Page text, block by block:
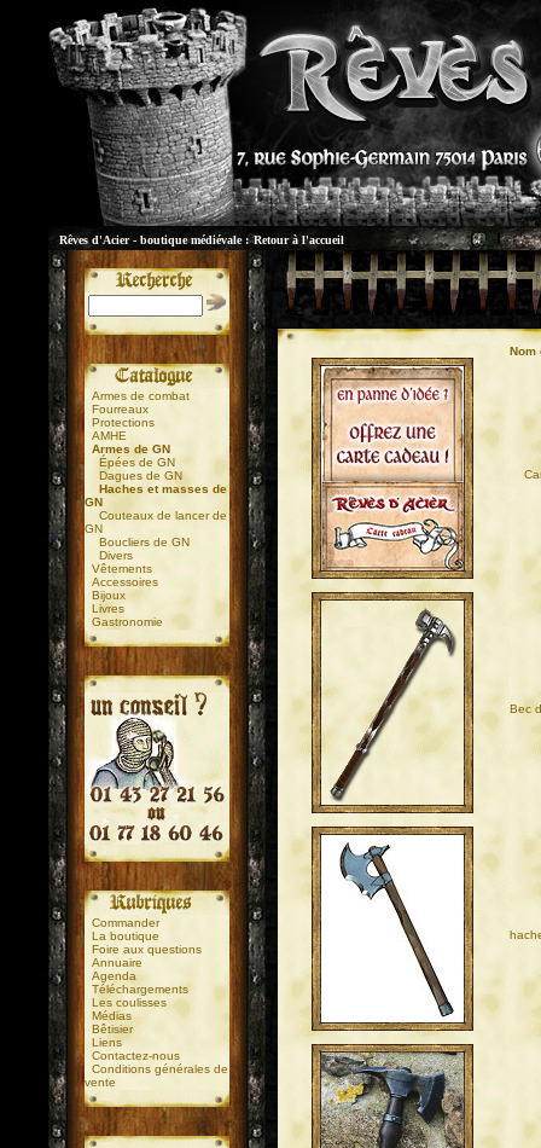
Rêves d'Acier - boutique médiévale : Retour à l'accueil
.
Armes de combat
Fourreaux
Protections
AMHE
Armes de GN
Épées de GN
Dagues de GN
Haches et masses de
GN
Couteaux de lancer de
GN
Boucliers de GN
Divers
Vêtements
Accessoires
Bijoux
Livres
Gastronomie
Commander
La boutique
Foire aux questions
Annuaire
Agenda
Téléchargements
Les coulisses
Médias
Bêtisier
Liens
Contactez-nous
Conditions générales de
vente
.
Nom
Bec